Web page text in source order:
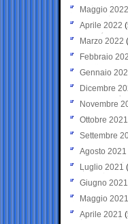
Maggio 2022
Aprile 2022
Marzo 2022
Febbraio
Gennaio
Dicembre
Novembre
Ottobre 2021
Settembre
Agosto 2021
Luglio 2021
Giugno 2021
Maggio 2021
Aprile 2021